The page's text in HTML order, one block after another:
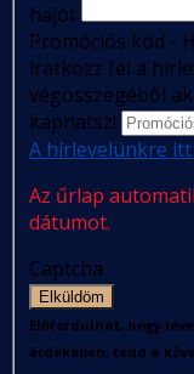
hajót
Promóciós kód -
iratkozz fel a
végösszegéből
kaphatsz!
A hírlevelünkre
Az űrlap
dátumot.
Captcha
Elküldöm
Előfordulhat, hogy
érdekében, tedd a